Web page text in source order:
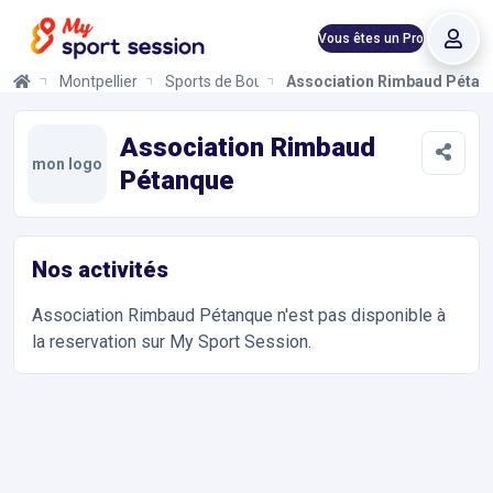
Vous êtes un Pro
Montpellier Sports de Boules Association Rimbaud
mon logo
Association Rimbaud
Pétanque
Nos activités
Association Rimbaud Pétanque n'est pas disponible à
la reservation sur My Sport Session.